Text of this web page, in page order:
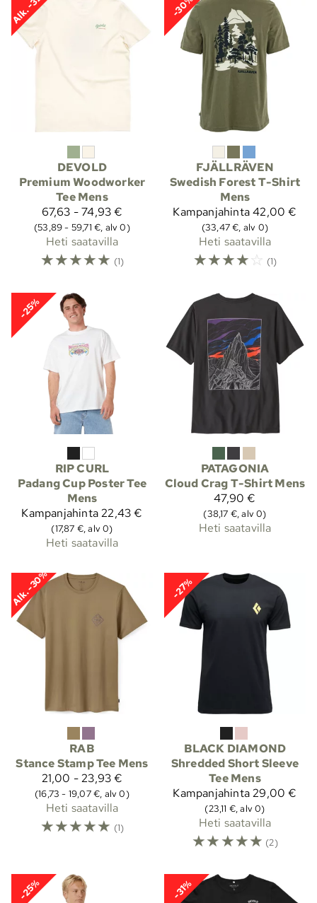
DEVOLD
Premium Woodworker
Tee Mens
67,63 - 74,93 €
(53,89 - 59,71 €, alv 0)
Heti saatavilla
☆☆☆☆☆ (1)
-30%
FJÄLLRÄVEN
Swedish Forest T-Shirt
Mens
Kampanjahinta42,00 €
(33,47 €, alv 0)
Heti saatavilla
☆☆☆☆☆ (1)
-25%
RIP CURL
Padang Cup Poster Tee
Mens
Kampanjahinta22,43 €
(17,87 €, alv 0)
Heti saatavilla
PATAGONIA
Cloud Crag T-Shirt Mens
47,90 €
(38,17 €, alv 0)
Heti saatavilla
Alk. -30%
RAB
Stance Stamp Tee Mens
21,00 - 23,93 €
(16,73 - 19,07 €, alv 0)
Heti saatavilla
☆☆☆☆☆ (1)
-27%
BLACK DIAMOND
Shredded Short Sleeve
Tee Mens
Kampanjahinta29,00 €
(23,11 €, alv 0)
Heti saatavilla
☆☆☆☆☆ (2)
-25% -31%